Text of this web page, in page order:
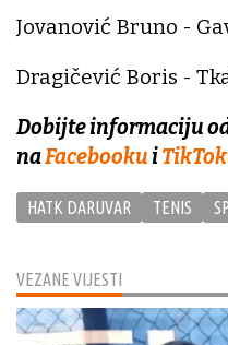
VEZANE VIJESTI
Jovanović Bruno -
Dragičević Boris -
Dobijte informaciju
naFacebookui
HATK DARUVAR TENIS